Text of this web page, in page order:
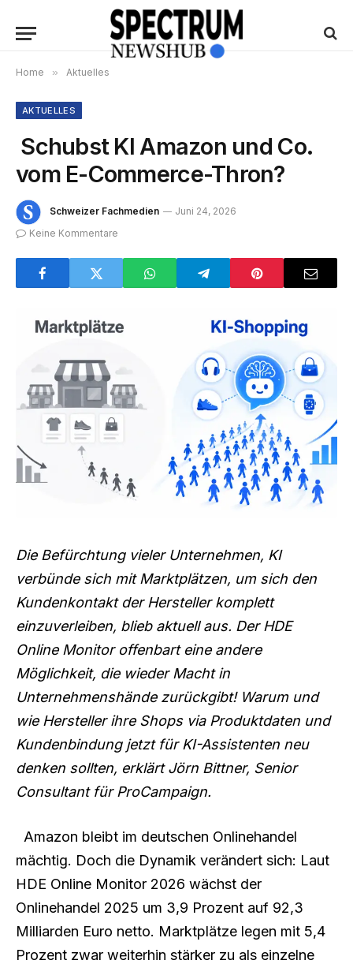
Home » Aktuelles
AKTUELLES
Schubst KI Amazon und Co.
vom E-Commerce-Thron?
Schweizer Fachmedien
Juni 24, 2026
Keine Kommentare
Die Befürchtung vieler Unternehmen, KI
verbünde sich mit Marktplätzen, um sich den
Kundenkontakt der Hersteller komplett
einzuverleiben, blieb aktuell aus. Der HDE
Online Monitor offenbart eine andere
Möglichkeit, die wieder Macht in
Unternehmenshände zurückgibt! Warum und
wie Hersteller ihre Shops via Produktdaten und
Kundenbindung jetzt für KI-Assistenten neu
denken sollten, erklärt Jörn Bittner, Senior
Consultant für ProCampaign.
Amazon bleibt im deutschen Onlinehandel
mächtig. Doch die Dynamik verändert sich: Laut
HDE Online Monitor 2026 wächst der
Onlinehandel 2025 um 3,9 Prozent auf 92,3
Milliarden Euro netto. Marktplätze legen mit 5,4
Prozent zwar weiterhin stärker zu als einzelne